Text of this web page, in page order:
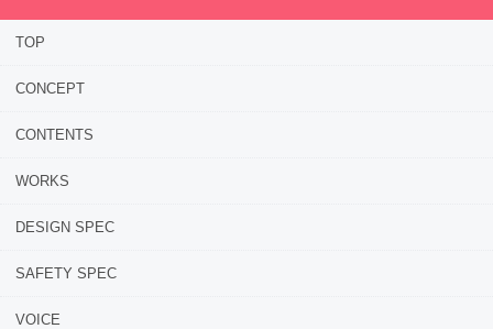
TOP
CONCEPT
CONTENTS
WORKS
DESIGN SPEC
SAFETY SPEC
VOICE